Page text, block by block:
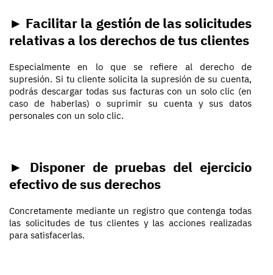
► Facilitar la gestión de las solicitudes
relativas a los derechos de tus clientes
Especialmente en lo que se refiere al derecho de
supresión. Si tu cliente solicita la supresión de su cuenta,
podrás descargar todas sus facturas con un solo clic (en
caso de haberlas) o suprimir su cuenta y sus datos
personales con un solo clic.
► Disponer de pruebas del ejercicio
efectivo de sus derechos
Concretamente mediante un registro que contenga todas
las solicitudes de tus clientes y las acciones realizadas
para satisfacerlas.